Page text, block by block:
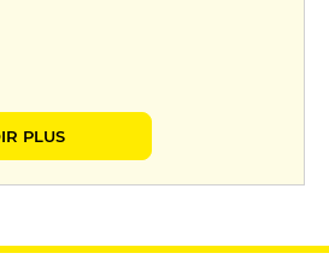
PLUS